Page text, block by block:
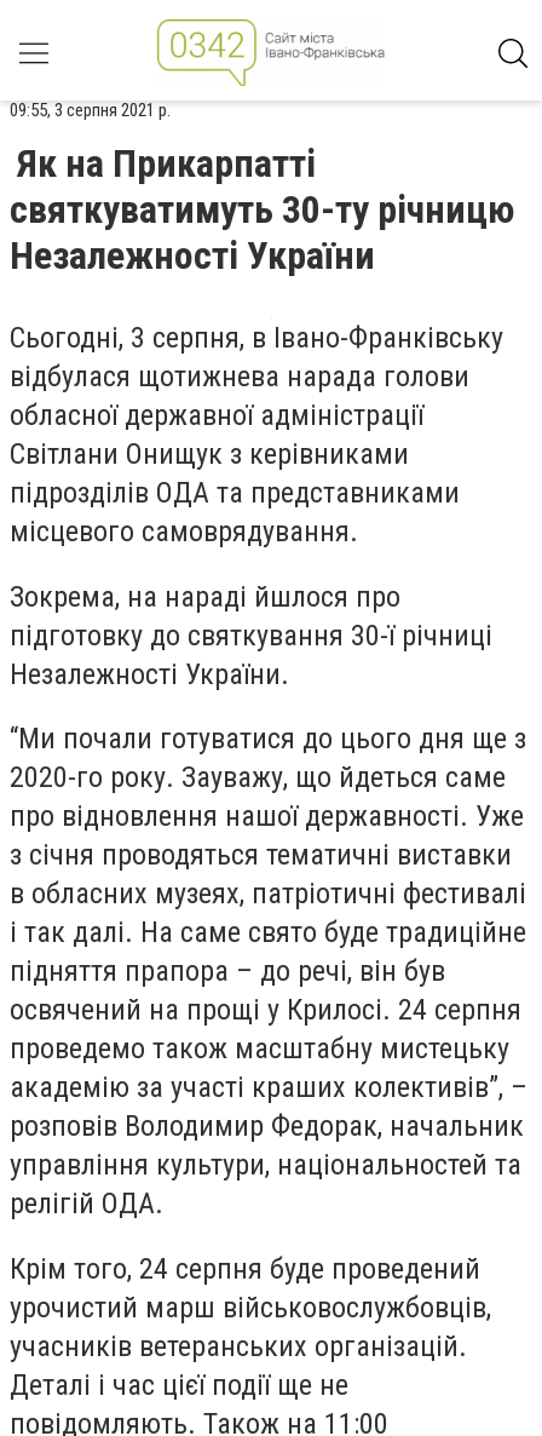
09:55, 3 серпня 2021 р.
Як на Прикарпатті
святкуватимуть 30-ту річницю
Незалежності України
Сьогодні, 3 серпня, в Івано-Франківську
відбулася щотижнева нарада голови
обласної державної адміністрації
Світлани Онищук з керівниками
підрозділів ОДА та представниками
місцевого самоврядування.
Зокрема, на нараді йшлося про
підготовку до святкування 30-ї річниці
Незалежності України.
“Ми почали готуватися до цього дня ще з
2020-го року. Зауважу, що йдеться саме
про відновлення нашої державності. Уже
з січня проводяться тематичні виставки
в обласних музеях, патріотичні фестивалі
і так далі. На саме свято буде традиційне
підняття прапора – до речі, він був
освячений на прощі у Крилосі. 24 серпня
проведемо також масштабну мистецьку
академію за участі краших колективів”, –
розповів Володимир Федорак, начальник
управління культури, національностей та
релігій ОДА.
Крім того, 24 серпня буде проведений
урочистий марш військовослужбовців,
учасників ветеранських організацій.
Деталі і час цієї події ще не
повідомляють. Також на 11:00